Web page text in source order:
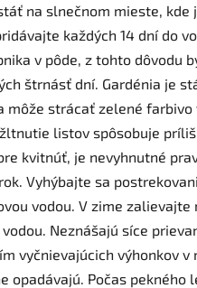
na slnečnom mieste, kde
každých 14 dní do
v pôde, z tohto dôvodu
štrnásť dní. Gardénia je
strácať zelené farbivo
listov spôsobuje
kvitnúť, je nevyhnutné
Vyhýbajte sa
vodou. V zime zalievajte
Neznášajú síce
vyčnievajúcich výhonkov v
opadávajú. Počas pekného